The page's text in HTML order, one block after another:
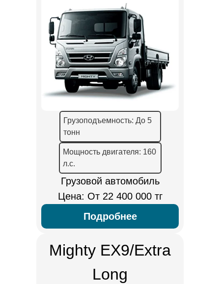
Грузоподъемность: До 5
тонн
Мощность двигателя: 160
л.с.
Грузовой автомобиль
Цена: От 22 400 000 тг
Подробнее
Mighty EX9/Extra
Long